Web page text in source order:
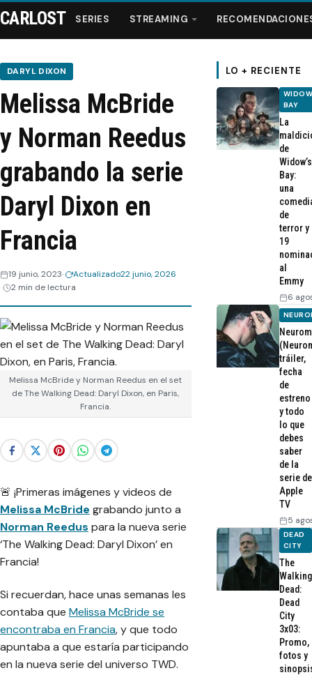
Series
Streaming
Recomendaciones
Videos
CARLOST SERIES STREAMING
DARYL DIXON
Melissa McBride
y Norman Reedus
grabando la serie
Daryl Dixon en
Francia
19 junio, 2023 Actualizado22 junio, 2026
2 min de lectura
Melissa McBride y Norman Reedus en el set
de The Walking Dead: Daryl Dixon, en Paris,
Francia.
🚨 ¡Primeras imágenes y videos de
Melissa McBride grabando junto a
Norman Reedus para la nueva serie
‘The Walking Dead: Daryl Dixon’ en
Francia!
Si recuerdan, hace unas semanas les
contaba que Melissa McBride se
encontraba en Francia, y que todo
apuntaba a que estaría participando
en la nueva serie del universo TWD.
LO + RECIENTE
BAY
La
de
Widow’s
Bay:
una
de
terror y
19
al
Emmy
6
tráiler,
fecha
de
estreno
y todo
lo que
debes
saber
de la
serie de
Apple
TV
5
DEAD
CITY
The
Walking
Dead:
Dead
City
3x03:
Promo,
fotos y